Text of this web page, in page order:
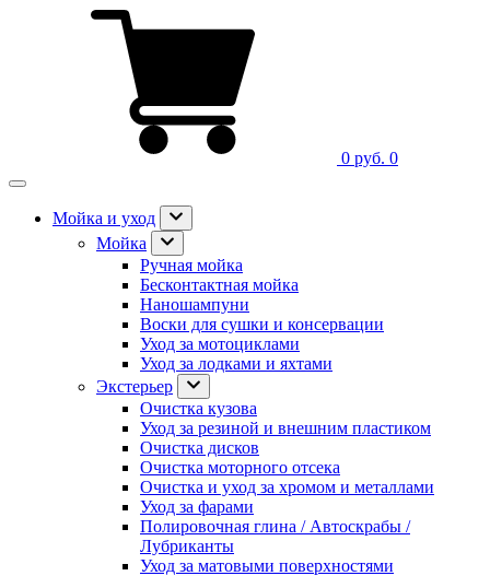
0 руб. 0
Мойка и уход
Мойка
Ручная мойка
Бесконтактная мойка
Наношампуни
Воски для сушки и консервации
Уход за мотоциклами
Уход за лодками и яхтами
Экстерьер
Очистка кузова
Уход за резиной и внешним пластиком
Очистка дисков
Очистка моторного отсека
Очистка и уход за хромом и металлами
Уход за фарами
Полировочная глина / Автоскрабы /
Лубриканты
Уход за матовыми поверхностями